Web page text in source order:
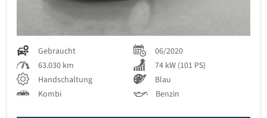
Gebraucht
06/2020
63.030 km
74 kW (101 PS)
Handschaltung
Blau
Kombi
Benzin